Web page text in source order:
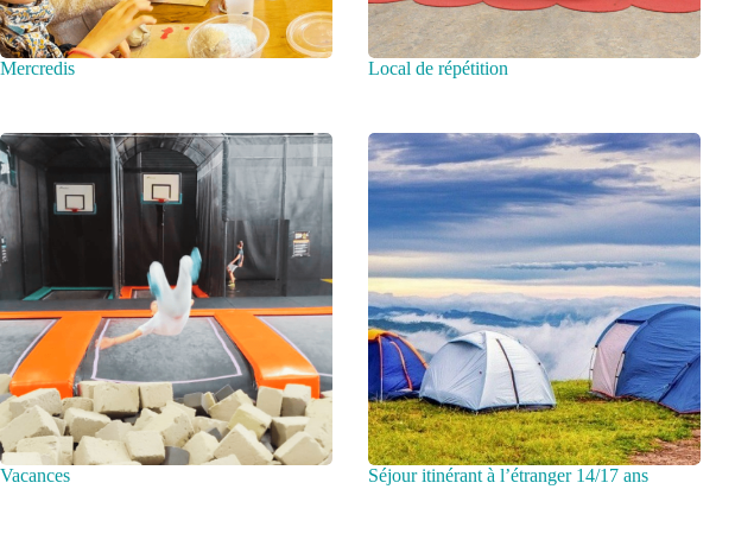
Mercredis Local de répétition
Vacances Séjour itinérant à l’étranger 14/17 ans